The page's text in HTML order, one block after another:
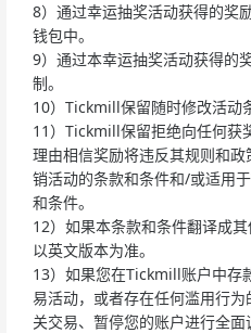
8）通过幸运抽奖活动获得的奖
钱包中。
9）通过本幸运抽奖活动获得的
制。
10）Tickmill保留随时修改活动
11）Tickmill保留拒绝向任何获
理由相信奖励将违反其规则和
销活动的条款和条件和/或适用
和条件。
12）如果本条款和条件翻译成
以英文版本为准。
13）如果您在Tickmill账户中存
易活动，或者存在任何滥用行
关交易、暂停您的账户进行全